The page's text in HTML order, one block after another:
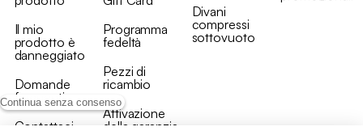
Continua senza consenso
Il mio
prodotto è
danneggiato
Domande
frequenti
Contattaci
Programma
fedeltà
Pezzi di
ricambio
Attivazione
della garanzia
Divani
compressi
sottovuoto